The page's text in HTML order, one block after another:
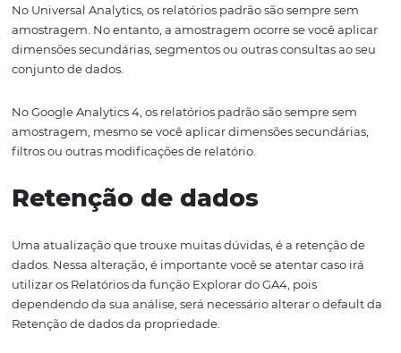
O Google Analytics 4 pode aplicar um limite de dados
dados faltando no relatório ou análise detalhada. Isso
ocorrer se os Indicadores do Google estiverem ativados
relatórios com contagens de usuários podem continuar
a um limite durante um período após a desativação dos
de limite no canto superior esquerdo, bem ao lado do
relatório você vai ver esse ícone.